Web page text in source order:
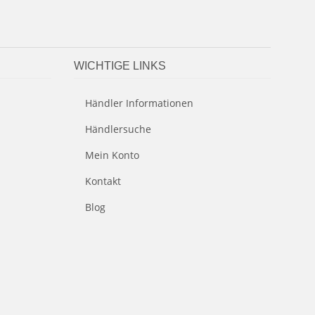
WICHTIGE LINKS
Händler Informationen
Händlersuche
Mein Konto
Kontakt
Blog